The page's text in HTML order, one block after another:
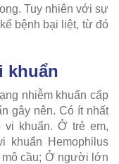
Tuy nhiên với sự
bệnh bại liệt, từ đó
khuẩn
nhiễm khuẩn cấp
gây nên. Có ít nhất
vi khuẩn. Ở trẻ em,
khuẩn Hemophilus
mô cầu; Ở người lớn